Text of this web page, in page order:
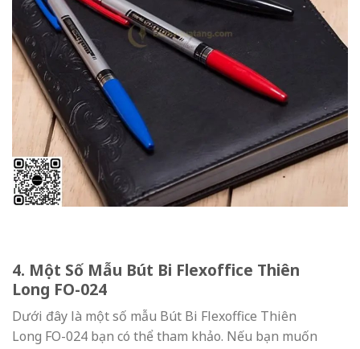
4. Một Số Mẫu Bút Bi Flexoffice Thiên
Long FO-024
Dưới đây là một số mẫu Bút Bi Flexoffice Thiên
Long FO-024 bạn có thể tham khảo. Nếu bạn muốn